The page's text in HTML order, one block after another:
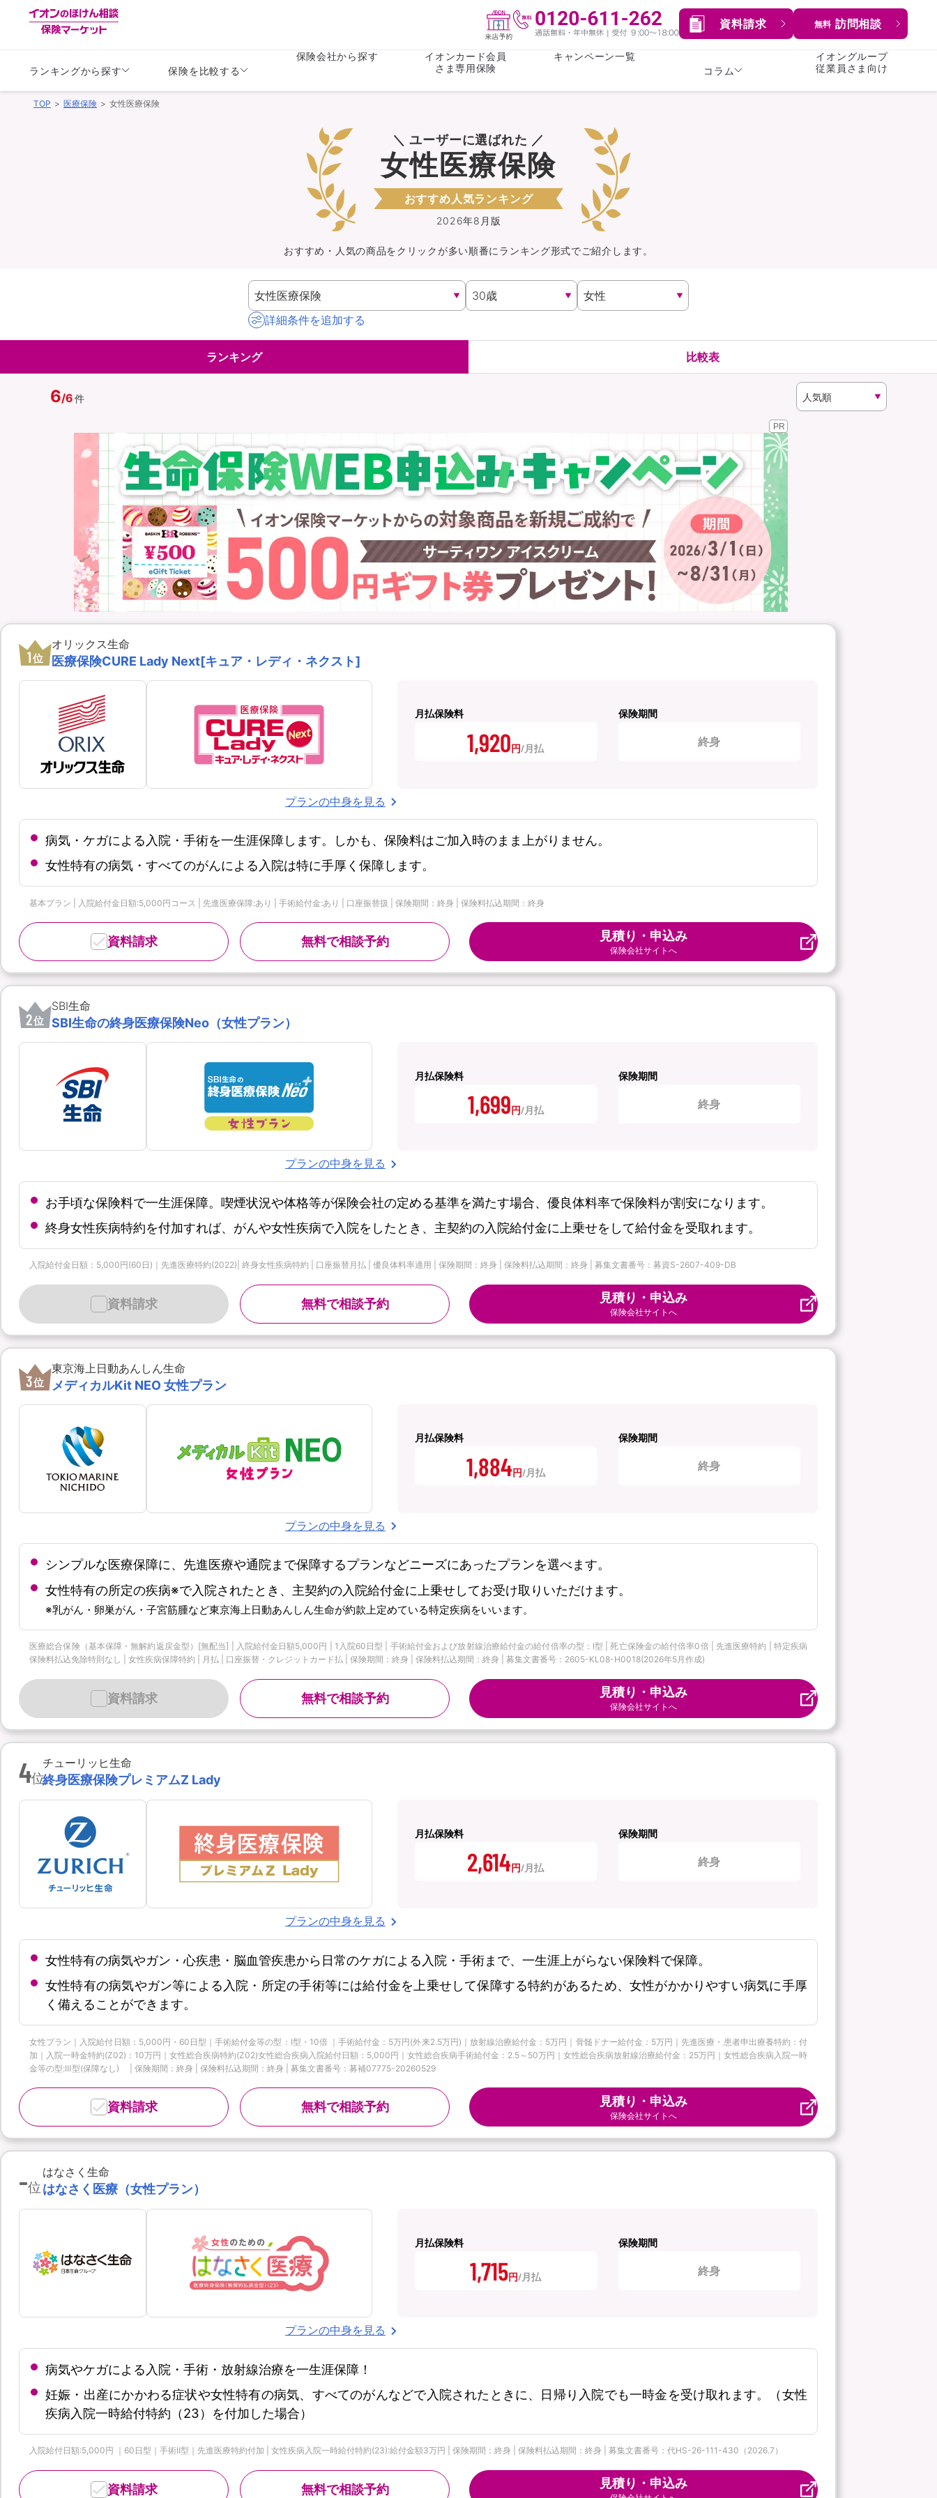
資料請求 無料 訪問相談
ランキングから探す
がん保険 女性医療保険
終身保険 収入保障保険
持病がある方向け
持病がある方向け
がん保険
バイク保険 火災保険
スマホ保険 WAON POINT還元型保険
保険を比較する
がん保険 女性医療保険
介護・認知症保険
保険会社から探す
イオンカード会員
さま専用保険
キャンペーン一覧
コラム
ライフステージ
イオングループ
従業員さま向け
TOP 医療保険 女性医療保険
＼ ユーザーに選ばれた ／
2026年8月版
女性医療保険
おすすめ人気ランキング
おすすめ・人気の商品をクリックが多い順番にランキング形式でご紹介します。
詳細条件を追加する
ランキング 比較表
6/6件
PR
1位
オリックス生命
医療保険CURE Lady Next[キュア・レディ・ネクスト]
月払保険料
1,920円
保険期間
終身
プランの中身を見る
病気・ケガによる入院・手術を一生涯保障します。しかも、保険料はご加入時のまま上がりません。
女性特有の病気・すべてのがんによる入院は特に手厚く保障します。
基本プラン | 入院給付金日額:5,000円コース | 先進医療保障:あり | 手術給付金:あり | 口座振替扱 | 保険期間：終身 | 保険料払込期間：終身
無料で相談予約
資料請求 見積り・申込み
保険会社サイトへ
2位
SBI生命
SBI生命の終身医療保険Neo（女性プラン）
月払保険料
1,699円
保険期間
終身
プランの中身を見る
お手頃な保険料で一生涯保障。喫煙状況や体格等が保険会社の定める基準を満たす場合、優良体料率で保険料が割安になります。
終身女性疾病特約を付加すれば、がんや女性疾病で入院をしたとき、主契約の入院給付金に上乗せをして給付金を受取れます。
入院給付金日額：5,000円(60日)｜先進医療特約(2022)| 終身女性疾病特約 | 口座振替月払 | 優良体料率適用 | 保険期間：終身 | 保険料払込期間：終身 | 募集文書番号：募資S-2607-409-DB
無料で相談予約
資料請求 見積り・申込み
保険会社サイトへ
3位
東京海上日動あんしん生命
メディカルKit NEO 女性プラン
月払保険料
1,884円
保険期間
終身
プランの中身を見る
シンプルな医療保障に、先進医療や通院まで保障するプランなどニーズにあったプランを選べます。
女性特有の所定の疾病※で入院されたとき、主契約の入院給付金に上乗せしてお受け取りいただけます。
※乳がん・卵巣がん・子宮筋腫など東京海上日動あんしん生命が約款上定めている特定疾病をいいます。
医療総合保険（基本保障・無解約返戻金型）[無配当] | 入院給付金日額5,000円 | 1入院60日型 | 手術給付金および放射線治療給付金の給付倍率の型：I型 | 死亡保険金の給付倍率0倍 | 先進医療特約 | 特定疾病
保険料払込免除特則なし | 女性疾病保障特約 | 月払 | 口座振替・クレジットカード払 | 保険期間：終身 | 保険料払込期間：終身 | 募集文書番号：2605-KL08-H0018(2026年5月作成)
無料で相談予約
資料請求 見積り・申込み
保険会社サイトへ
4位
チューリッヒ生命
終身医療保険プレミアムZ Lady
月払保険料
2,614円
保険期間
終身
プランの中身を見る
女性特有の病気やガン・心疾患・脳血管疾患から日常のケガによる入院・手術まで、一生涯上がらない保険料で保障。
女性特有の病気やガン等による入院・所定の手術等には給付金を上乗せして保障する特約があるため、女性がかかりやすい病気に手厚
く備えることができます。
女性プラン｜入院給付日額：5,000円・60日型｜手術給付金等の型：Ⅰ型・10倍 ｜手術給付金：5万円(外来2.5万円)｜放射線治療給付金：5万円｜骨髄ドナー給付金：5万円｜先進医療・患者申出療養特約：付
加｜入院一時金特約(Z02)：10万円｜女性総合疾病特約(Z02)女性総合疾病入院給付日額：5,000円｜女性総合疾病手術給付金：2.5～50万円｜女性総合疾病放射線治療給付金：25万円｜女性総合疾病入院一時
金等の型:Ⅲ型(保障なし) | 保険期間：終身 | 保険料払込期間：終身 | 募集文書番号：募補07775-20260529
無料で相談予約
資料請求 見積り・申込み
保険会社サイトへ
-位
はなさく生命
はなさく医療（女性プラン）
月払保険料
1,715円
保険期間
終身
プランの中身を見る
病気やケガによる入院・手術・放射線治療を一生涯保障！
妊娠・出産にかかわる症状や女性特有の病気、すべてのがんなどで入院されたときに、日帰り入院でも一時金を受け取れます。（女性
疾病入院一時給付特約（23）を付加した場合）
入院給付日額:5,000円 ｜60日型｜手術Ⅱ型｜先進医療特約付加 | 女性疾病入院一時給付特約(23):給付金額3万円 | 保険期間：終身 | 保険料払込期間：終身 | 募集文書番号：代HS-26-111-430（2026.7）
無料で相談予約
資料請求 見積り・申込み